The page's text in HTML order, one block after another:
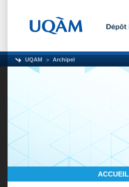
UQAM Archipel
ACCUEIL